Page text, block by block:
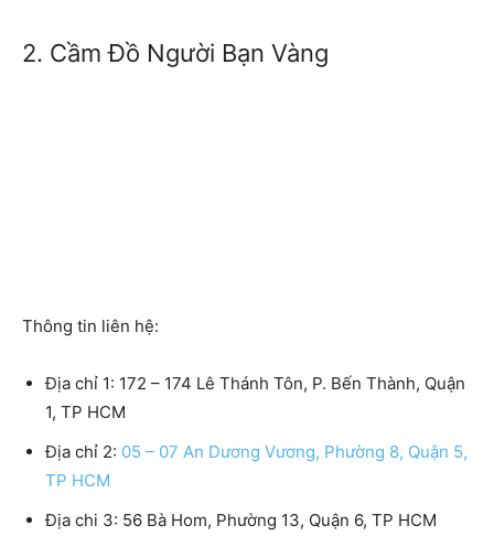
2. Cầm Đồ Người Bạn Vàng
Thông tin liên hệ:
Địa chỉ 1: 172 – 174 Lê Thánh Tôn, P. Bến Thành, Quận
1, TP HCM
Địa chỉ 2: 05 – 07 An Dương Vương, Phường 8, Quận 5,
TP HCM
Địa chi 3: 56 Bà Hom, Phường 13, Quận 6, TP HCM